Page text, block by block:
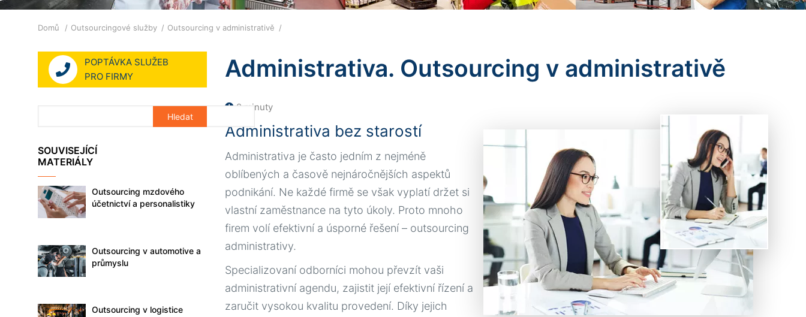
Drobečková
Domů Outsourcingové služby Outsourcing v administrativě
Administrativa. Outsourcing v administrativě
2 minuty
Administrativa bez starostí
Administrativa je často jedním z nejméně
oblíbených a časově nejnáročnějších aspektů
podnikání. Ne každé firmě se však vyplatí držet si
vlastní zaměstnance na tyto úkoly. Proto mnoho
firem volí efektivní a úsporné řešení – outsourcing
administrativy.
Specializovaní odborníci mohou převzít vaši
administrativní agendu, zajistit její efektivní řízení a
zaručit vysokou kvalitu provedení. Díky jejich
POPTÁVKA SLUŽEB
PRO FIRMY
SOUVISEJÍCÍ
MATERIÁLY
Outsourcing mzdového
účetnictví a personalistiky
Outsourcing v automotive a
průmyslu
Outsourcing v logistice